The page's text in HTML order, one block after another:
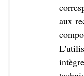
aux